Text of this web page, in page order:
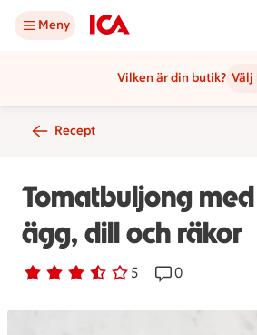
Meny
Vilken är din butik? Välj
Recept
Tomatbuljong
ägg, dill och räkor
Betyg 3.4 av 5. 5
5 personer har röstatReceptet har 0
0